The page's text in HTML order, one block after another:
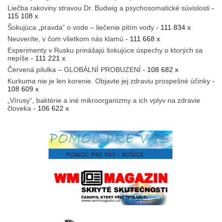
Liečba rakoviny stravou Dr. Budwig a psychosomatické súvislosti -
115 108 x
Šokujúca „pravda“ o vode – liečenie pitím vody - 111 834 x
Neuveríte, v čom všetkom nás klamú - 111 668 x
Experimenty v Rusku prinášajú šokujúce úspechy o ktorých sa
nepíše - 111 221 x
Červená pilulka – GLOBÁLNÍ PROBUZENÍ - 108 682 x
Kurkuma nie je len korenie. Objavte jej zdraviu prospešné účinky -
108 609 x
„Vírusy“, baktérie a iné mikroorganizmy a ich vplyv na zdravie
človeka - 106 622 x